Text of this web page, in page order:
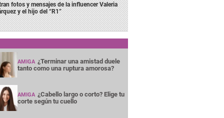
fotos y mensajes de la influencer Valeria
y el hijo del “R1”
AMIGA ¿Terminar una amistad duele
tanto como una ruptura amorosa?
AMIGA ¿Cabello largo o corto? Elige tu
corte según tu cuello